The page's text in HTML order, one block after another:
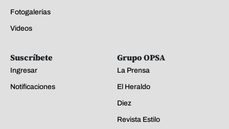
Fotogalerías
Videos
Suscríbete
Ingresar
Notificaciones
Grupo OPSA
La Prensa
El Heraldo
Diez
Revista Estilo